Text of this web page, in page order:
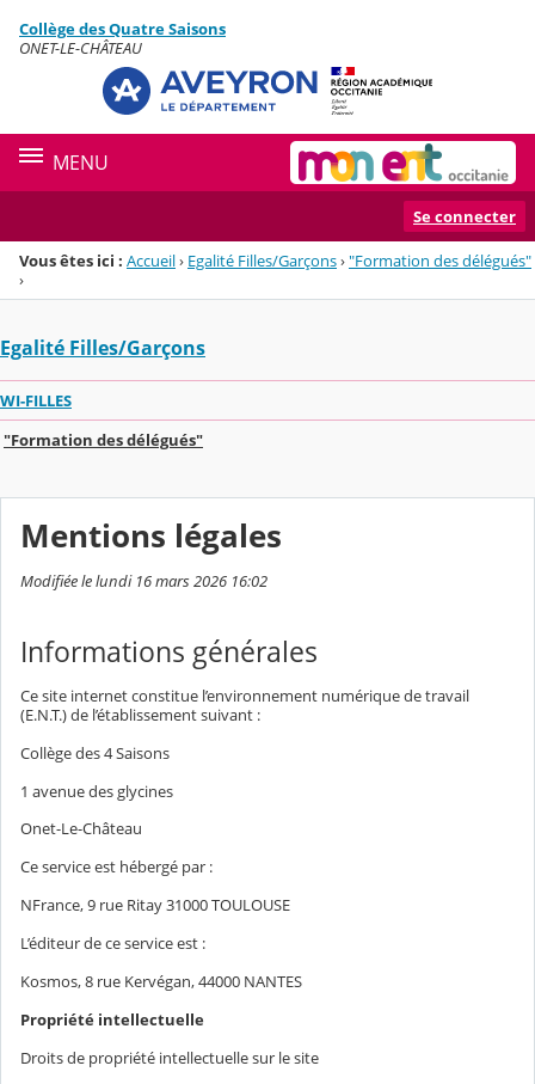
Menu de la rubrique
Contenu
Collège des Quatre Saisons
ONET-LE-CHÂTEAU
MENU
Se connecter
Vous êtes ici : Accueil› Egalité Filles/Garçons›"Formation des délégués"
›
Egalité Filles/Garçons
WI-FILLES
"Formation des délégués"
Mentions légales
Modifiée le lundi 16 mars 2026 16:02
Informations générales
Ce site internet constitue l’environnement numérique de travail
(E.N.T.) de l’établissement suivant :
Collège des 4 Saisons
1 avenue des glycines
Onet-Le-Château
Ce service est hébergé par :
NFrance, 9 rue Ritay 31000 TOULOUSE
L’éditeur de ce service est :
Kosmos, 8 rue Kervégan, 44000 NANTES
Propriété intellectuelle
Droits de propriété intellectuelle sur le site